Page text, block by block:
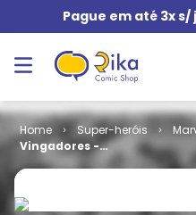
Pague em até 3x s/
Super-heróis
Vingadores -
1ª Série # 050